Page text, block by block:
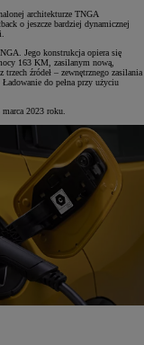
architekturze TNGA
o jeszcze bardziej dynamicznej
Jego konstrukcja opiera się
163 KM, zasilanym nową,
źródeł – zewnętrznego zasilania
do pełna przy użyciu
2023 roku.